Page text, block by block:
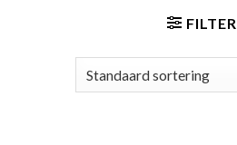
FILTER